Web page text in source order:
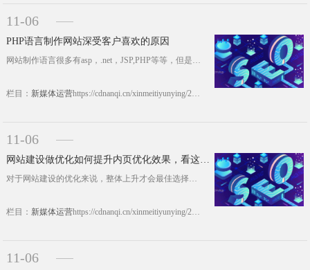
11-06
PHP语言制作网站深受客户喜欢的原因
网站制作语言很多有asp，.net，JSP,PHP等等，但是较为广泛使用的是PHP语言，PHP语言制作网站之所以深受客户喜欢，主要以下几点原因。 1、便于生成网站静态页面 PHP程序语言是将网站代码嵌入到HTML页面中，当网站服务器对网站的页面进行处理时，能够解析并执行这些代码，并将网站内容输出嵌入到HTML页面中，从而达到网站静态页面生成。对于A......https://cdnanqi.cn/xinmeitiyunying/20302.html
栏目： 新媒体运营https://cdnanqi.cn/xinmeitiyunying/20302.html
11-06
网站建设做优化如何提升内页优化效果，看这里就明白了
对于网站建设的优化来说，整体上升才会最佳选择，不能说网站只有首页被收入有排名，而内页却不然而知，这样的网站优化效果不是很好，权重也不会太高，好网站建设优化效果，不仅仅是首页被搜索引擎收入排名，内容也会被首页排名，下面成都南奇网站建设根据经验告诉大家，要如何提高网站建设内页优化效果。 一、一定要提升网站内页的价值。而内页的价值重点就体现在用户体验方面，能够对浏览的用户具有很......https://cdnanqi.cn/xinmeitiyunying/20292.html
栏目： 新媒体运营https://cdnanqi.cn/xinmeitiyunying/20292.html
11-06